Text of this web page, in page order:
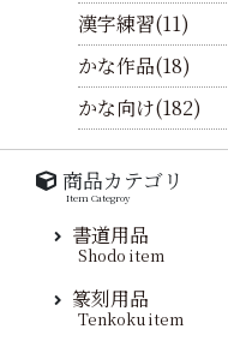
漢字練習(11)
かな作品(18)
かな向け(182)
商品カテゴリ
Item Categroy
書道用品
Shodo item
篆刻用品
Tenkoku item